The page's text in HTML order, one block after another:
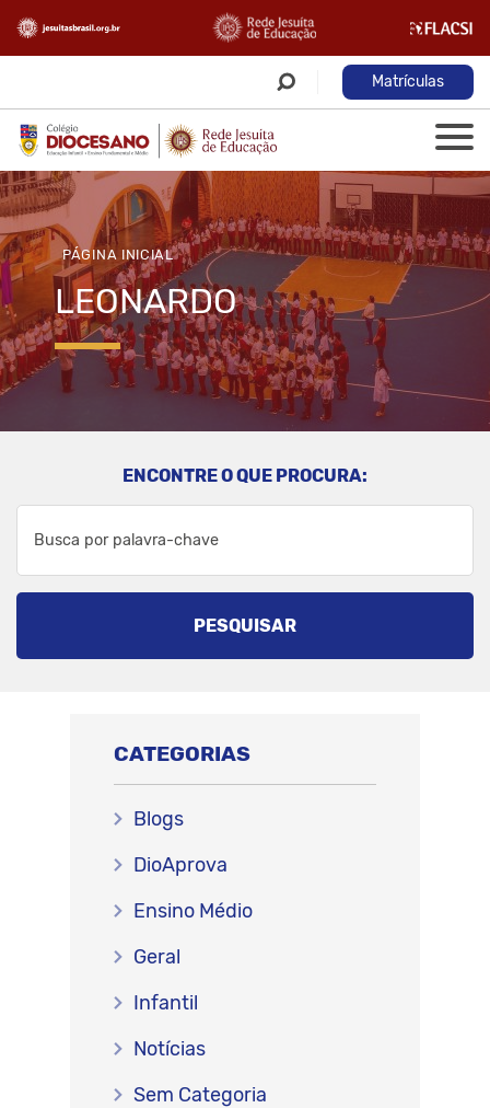
Matrículas
PÁGINA INICIAL
LEONARDO
ENCONTRE O QUE PROCURA:
PESQUISAR
CATEGORIAS
Blogs
DioAprova
Ensino Médio
Geral
Infantil
Notícias
Sem Categoria